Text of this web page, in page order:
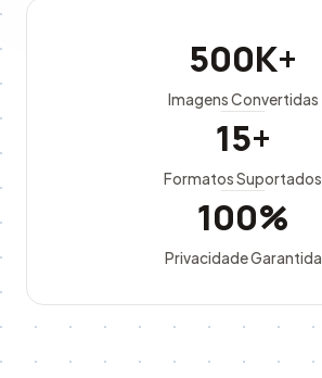
500K+
Imagens Convertidas
15+
Formatos Suportados
100%
Privacidade Garantida